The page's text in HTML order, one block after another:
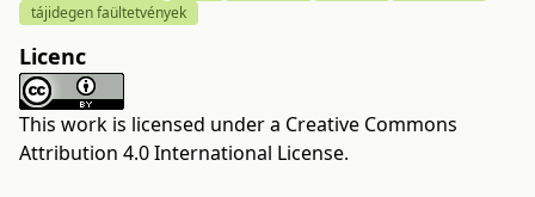
tájidegen faültetvények
Licenc
This work is licensed under a Creative Commons
Attribution 4.0 International License.